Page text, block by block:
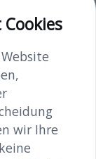
wir Ihre